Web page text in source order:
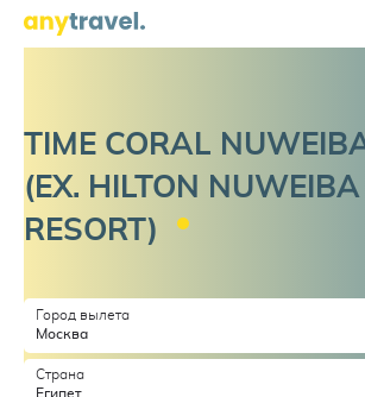
TIME CORAL
(EX. HILTON
RESORT)
Город вылета
Москва
Страна
Египет